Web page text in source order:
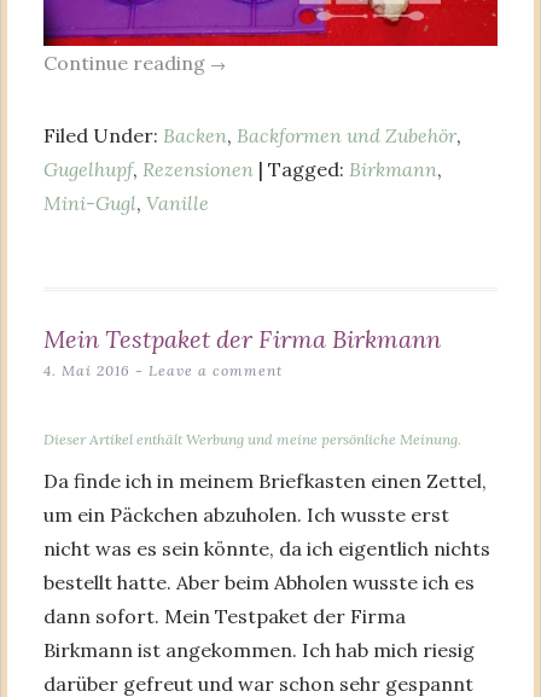
Continue reading →
Filed Under: Backen, Backformen und Zubehör,
Gugelhupf, Rezensionen | Tagged: Birkmann,
Mini-Gugl, Vanille
Mein Testpaket der Firma Birkmann
4. Mai 2016 Leave a comment
Dieser Artikel enthält Werbung und meine persönliche Meinung.
Da finde ich in meinem Briefkasten einen Zettel,
um ein Päckchen abzuholen. Ich wusste erst
nicht was es sein könnte, da ich eigentlich nichts
bestellt hatte. Aber beim Abholen wusste ich es
dann sofort. Mein Testpaket der Firma
Birkmann ist angekommen. Ich hab mich riesig
darüber gefreut und war schon sehr gespannt